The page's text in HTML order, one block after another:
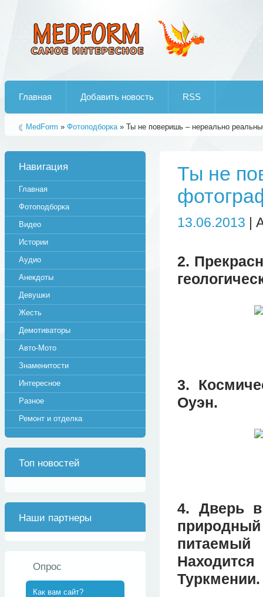
Главная Добавить новость RSS
MedForm » Фотоподборка» Ты не поверишь – нереально
Ты не
13.06.2013 |
2.
3.
Оуэн.
4. Дверь
Туркмении.
Навигация
Главная
Фотоподборка
Видео
Истории
Аудио
Анекдоты
Девушки
Жесть
Демотиваторы
Авто-Мото
Знаменитости
Интересное
Разное
Ремонт и отделка
Топ новостей
Наши партнеры
Опрос
Как вам сайт?